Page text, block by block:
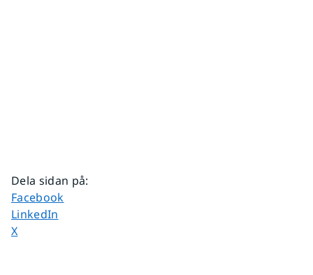
Dela sidan på:
Dela sidan på
Facebook
Dela sidan på
LinkedIn
Dela sidan på
X